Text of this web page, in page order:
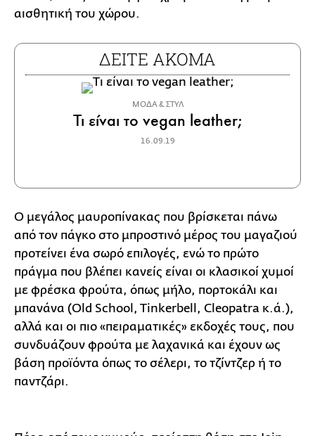
αισθητική του χώρου.
ΔΕΙΤΕ ΑΚΟΜΑ
ΜΟΔΑ & ΣΤΥΛ
Τι είναι το vegan leather;
16.09.19
Ο μεγάλος μαυροπίνακας που βρίσκεται πάνω
από τον πάγκο στο μπροστινό μέρος του μαγαζιού
προτείνει ένα σωρό επιλογές, ενώ το πρώτο
πράγμα που βλέπει κανείς είναι οι κλασικοί χυμοί
με φρέσκα φρούτα, όπως μήλο, πορτοκάλι και
μπανάνα (Old School, Tinkerbell, Cleopatra κ.ά.),
αλλά και οι πιο «πειραματικές» εκδοχές τους, που
συνδυάζουν φρούτα με λαχανικά και έχουν ως
βάση προϊόντα όπως το σέλερι, το τζίντζερ ή το
παντζάρι.